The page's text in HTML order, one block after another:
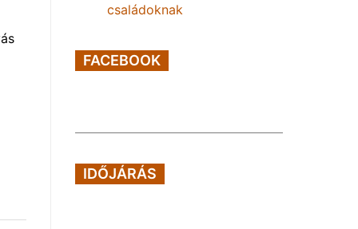
családoknak
FACEBOOK
IDŐJÁRÁS